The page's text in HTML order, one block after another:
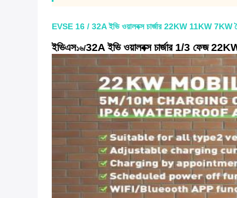
EVSE 16 / 32A ইভি ওয়ালবক্স চার্জার 22KW 11KW 7KW
ইভিএস১৬/32A ইভি ওয়ালবক্স চার্জার 1/3 ফেজ